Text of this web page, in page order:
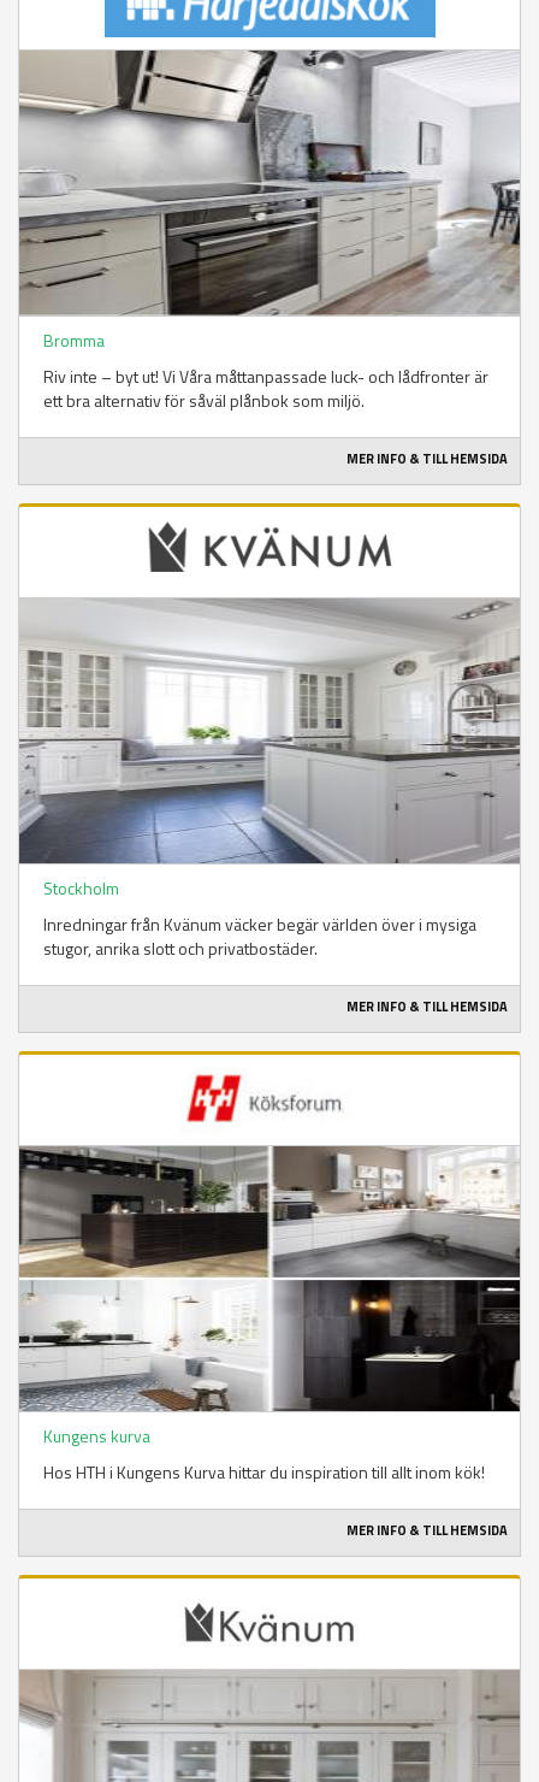
Bromma
Riv inte – byt ut! Vi Våra måttanpassade luck- och lådfronter är
ett bra alternativ för såväl plånbok som miljö.
MER INFO & TILL HEMSIDA
Stockholm
Inredningar från Kvänum väcker begär världen över i mysiga
stugor, anrika slott och privatbostäder.
MER INFO & TILL HEMSIDA
Kungens kurva
Hos HTH i Kungens Kurva hittar du inspiration till allt inom kök!
MER INFO & TILL HEMSIDA